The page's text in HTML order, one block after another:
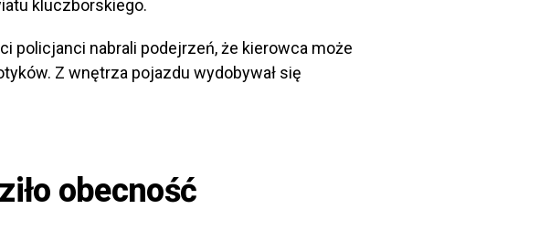
kluczborskiego.
policjanci nabrali podejrzeń, że kierowca może
Z wnętrza pojazdu wydobywał się
obecność